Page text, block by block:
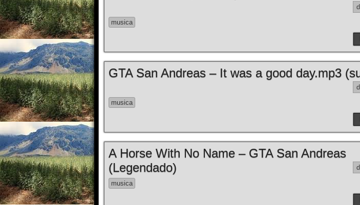
musica
GTA San Andreas – It was a good day.mp3
musica
A Horse With No Name – GTA San Andreas
(Legendado)
musica